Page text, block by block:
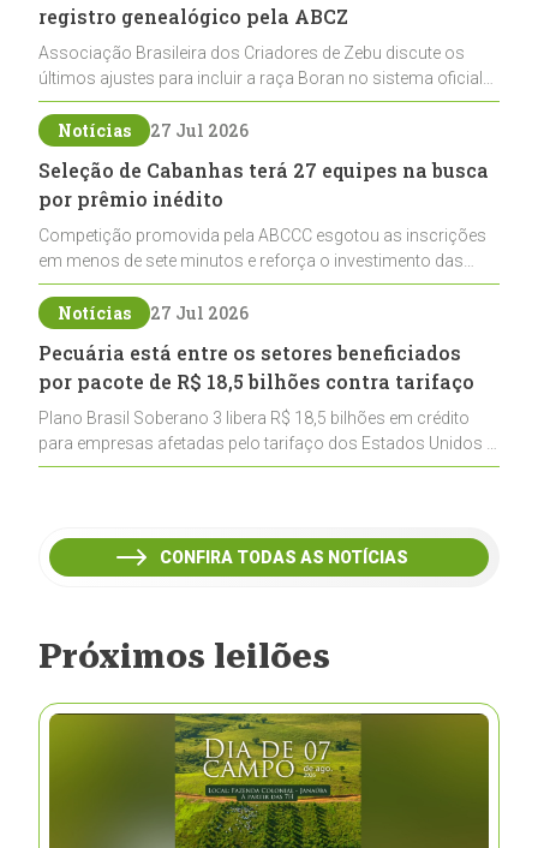
registro genealógico pela ABCZ
Associação Brasileira dos Criadores de Zebu discute os
últimos ajustes para incluir a raça Boran no sistema oficial
de registros, abrindo caminho para sua expansão na
pecuária nacional
Notícias 27 Jul 2026
Seleção de Cabanhas terá 27 equipes na busca
por prêmio inédito
Competição promovida pela ABCCC esgotou as inscrições
em menos de sete minutos e reforça o investimento das
cabanhas na seleção genética de Cavalos Crioulos voltados
ao laço
Notícias 27 Jul 2026
Pecuária está entre os setores beneficiados
por pacote de R$ 18,5 bilhões contra tarifaço
Plano Brasil Soberano 3 libera R$ 18,5 bilhões em crédito
para empresas afetadas pelo tarifaço dos Estados Unidos e
inclui a pecuária entre os setores estratégicos
CONFIRA TODAS AS NOTÍCIAS
Próximos leilões